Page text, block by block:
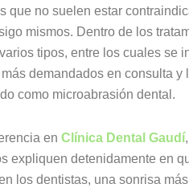
que no suelen estar
mismos. Dentro de los
tipos, entre los cuales se
demandados en consulta y
como microabrasión dental.
en Clínica Dental Gaudí
expliquen detenidamente en
los dentistas, una sonrisa